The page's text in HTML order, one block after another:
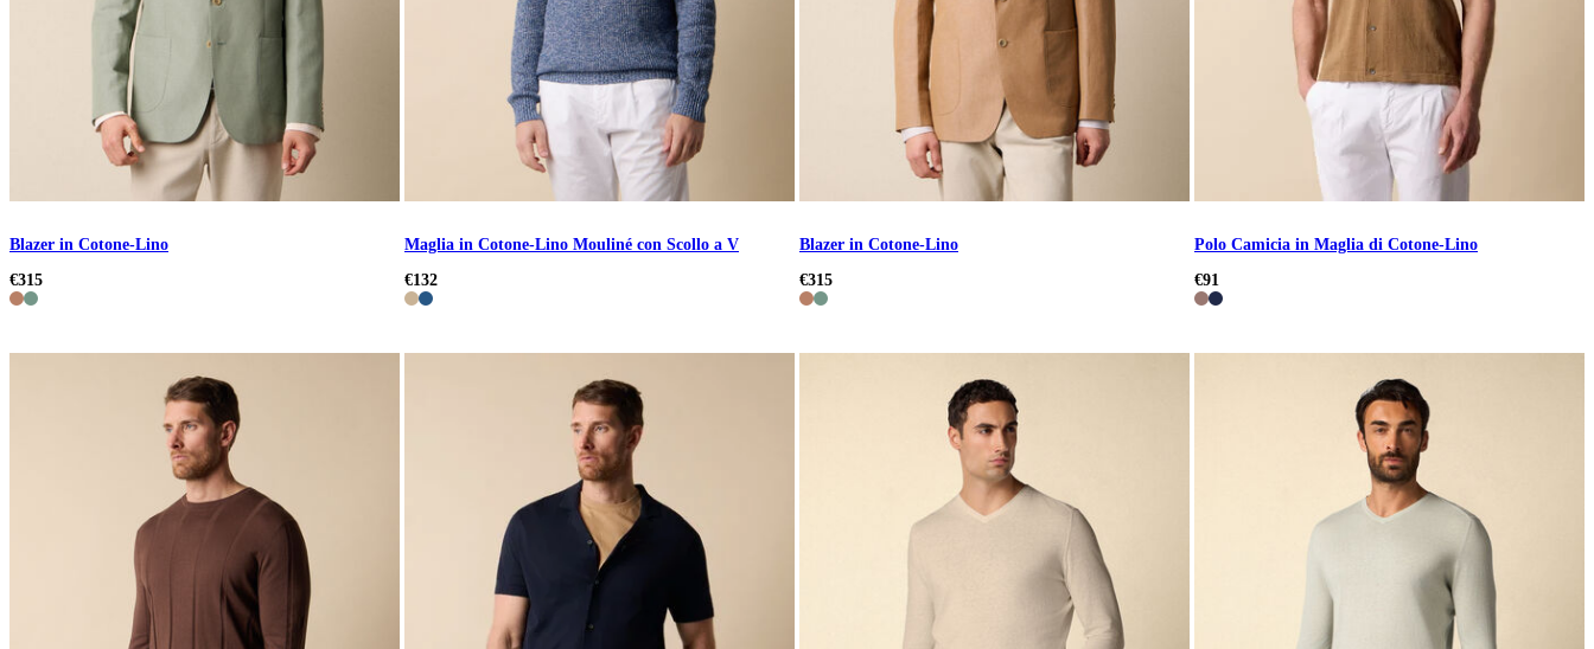
Blazer in Cotone-Lino
€315
Maglia in Cotone-Lino Mouliné con Scollo a V
€132
Blazer in Cotone-Lino
€315
Polo Camicia in Maglia di Cotone-Lino
€91